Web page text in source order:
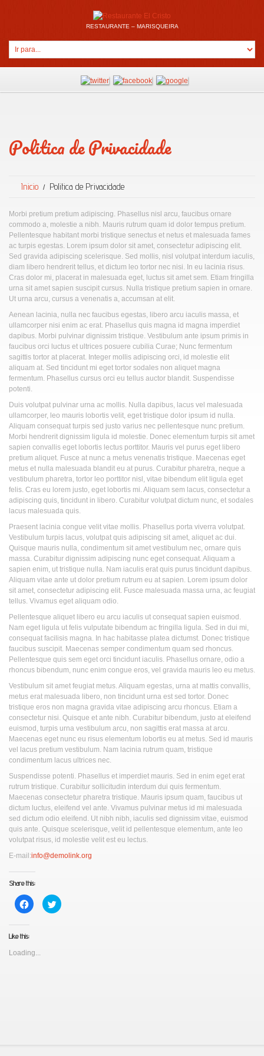
RESTAURANTE – MARISQUEIRA
Politica de Privacidade
Inicio Politica de Privacidade
Morbi pretium pretium adipiscing. Phasellus nisl arcu, faucibus ornare
commodo a, molestie a nibh. Mauris rutrum quam id dolor tempus pretium.
Pellentesque habitant morbi tristique senectus et netus et malesuada fames
ac turpis egestas. Lorem ipsum dolor sit amet, consectetur adipiscing elit.
Sed gravida adipiscing scelerisque. Sed mollis, nisl volutpat interdum iaculis,
diam libero hendrerit tellus, et dictum leo tortor nec nisi. In eu lacinia risus.
Cras dolor mi, placerat in malesuada eget, luctus sit amet sem. Etiam fringilla
urna sit amet sapien suscipit cursus. Nulla tristique pretium sapien in ornare.
Ut urna arcu, cursus a venenatis a, accumsan at elit.
Aenean lacinia, nulla nec faucibus egestas, libero arcu iaculis massa, et
ullamcorper nisi enim ac erat. Phasellus quis magna id magna imperdiet
dapibus. Morbi pulvinar dignissim tristique. Vestibulum ante ipsum primis in
faucibus orci luctus et ultrices posuere cubilia Curae; Nunc fermentum
sagittis tortor at placerat. Integer mollis adipiscing orci, id molestie elit
aliquam at. Sed tincidunt mi eget tortor sodales non aliquet magna
fermentum. Phasellus cursus orci eu tellus auctor blandit. Suspendisse
potenti.
Duis volutpat pulvinar urna ac mollis. Nulla dapibus, lacus vel malesuada
ullamcorper, leo mauris lobortis velit, eget tristique dolor ipsum id nulla.
Aliquam consequat turpis sed justo varius nec pellentesque nunc pretium.
Morbi hendrerit dignissim ligula id molestie. Donec elementum turpis sit amet
sapien convallis eget lobortis lectus porttitor. Mauris vel purus eget libero
pretium aliquet. Fusce at nunc a metus venenatis tristique. Maecenas eget
metus et nulla malesuada blandit eu at purus. Curabitur pharetra, neque a
vestibulum pharetra, tortor leo porttitor nisl, vitae bibendum elit ligula eget
felis. Cras eu lorem justo, eget lobortis mi. Aliquam sem lacus, consectetur a
adipiscing quis, tincidunt in libero. Curabitur volutpat dictum nunc, et sodales
lacus malesuada quis.
Praesent lacinia congue velit vitae mollis. Phasellus porta viverra volutpat.
Vestibulum turpis lacus, volutpat quis adipiscing sit amet, aliquet ac dui.
Quisque mauris nulla, condimentum sit amet vestibulum nec, ornare quis
massa. Curabitur dignissim adipiscing nunc eget consequat. Aliquam a
sapien enim, ut tristique nulla. Nam iaculis erat quis purus tincidunt dapibus.
Aliquam vitae ante ut dolor pretium rutrum eu at sapien. Lorem ipsum dolor
sit amet, consectetur adipiscing elit. Fusce malesuada massa urna, ac feugiat
tellus. Vivamus eget aliquam odio.
Pellentesque aliquet libero eu arcu iaculis ut consequat sapien euismod.
Nam eget ligula ut felis vulputate bibendum ac fringilla ligula. Sed in dui mi,
consequat facilisis magna. In hac habitasse platea dictumst. Donec tristique
faucibus suscipit. Maecenas semper condimentum quam sed rhoncus.
Pellentesque quis sem eget orci tincidunt iaculis. Phasellus ornare, odio a
rhoncus bibendum, nunc enim congue eros, vel gravida mauris leo eu metus.
Vestibulum sit amet feugiat metus. Aliquam egestas, urna at mattis convallis,
metus erat malesuada libero, non tincidunt urna est sed tortor. Donec
tristique eros non magna gravida vitae adipiscing arcu rhoncus. Etiam a
consectetur nisi. Quisque et ante nibh. Curabitur bibendum, justo at eleifend
euismod, turpis urna vestibulum arcu, non sagittis erat massa at arcu.
Maecenas eget nunc eu risus elementum lobortis eu at metus. Sed id mauris
vel lacus pretium vestibulum. Nam lacinia rutrum quam, tristique
condimentum lacus ultrices nec.
Suspendisse potenti. Phasellus et imperdiet mauris. Sed in enim eget erat
rutrum tristique. Curabitur sollicitudin interdum dui quis fermentum.
Maecenas consectetur pharetra tristique. Mauris ipsum quam, faucibus ut
dictum luctus, eleifend vel ante. Vivamus pulvinar metus id mi malesuada
sed dictum odio eleifend. Ut nibh nibh, iaculis sed dignissim vitae, euismod
quis ante. Quisque scelerisque, velit id pellentesque elementum, ante leo
volutpat risus, id molestie velit est eu lectus.
E-mail:info@demolink.org
Share this:
Click
to
share
new
window)
Click
to
Like this:
Loading...